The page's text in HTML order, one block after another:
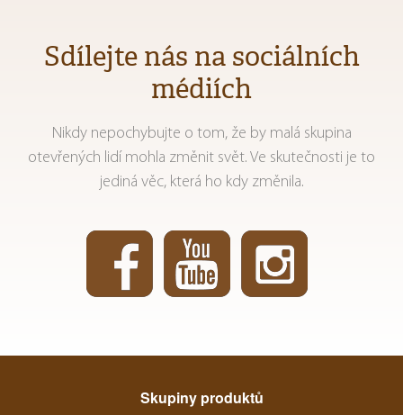
Sdílejte nás na sociálních
médiích
Nikdy nepochybujte o tom, že by malá skupina
otevřených lidí mohla změnit svět. Ve skutečnosti je to
jediná věc, která ho kdy změnila.
Skupiny produktů